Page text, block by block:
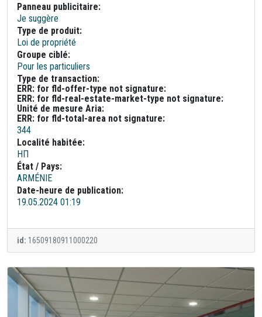
Panneau publicitaire:
Je suggère
Type de produit:
Loi de propriété
Groupe ciblé:
Pour les particuliers
Type de transaction:
ERR: for fld-offer-type not signature:
ERR: for fld-real-estate-market-type not signature:
Unité de mesure Aria:
ERR: for fld-total-area not signature:
344
Localité habitée:
НП
État / Pays:
ARMÉNIE
Date-heure de publication:
19.05.2024 01:19
id: 16509180911000220